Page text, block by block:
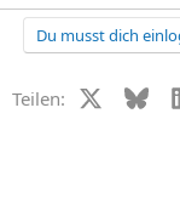
Du musst dich
Teilen: X